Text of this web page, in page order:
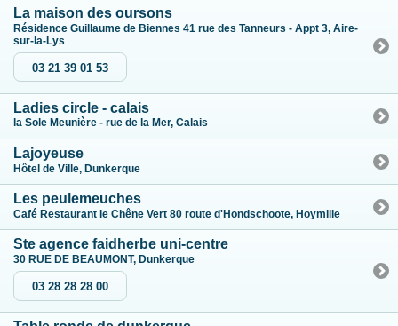
La maison des oursons
Résidence Guillaume de Biennes 41 rue des Tanneurs - Appt 3, Aire-
sur-la-Lys
03 21 39 01 53
Ladies circle - calais
la Sole Meunière - rue de la Mer, Calais
Lajoyeuse
Hôtel de Ville, Dunkerque
Les peulemeuches
Café Restaurant le Chêne Vert 80 route d'Hondschoote, Hoymille
Ste agence faidherbe uni-centre
30 RUE DE BEAUMONT, Dunkerque
03 28 28 28 00